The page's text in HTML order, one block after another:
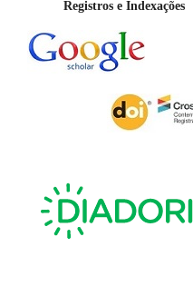
Registros e Indexações